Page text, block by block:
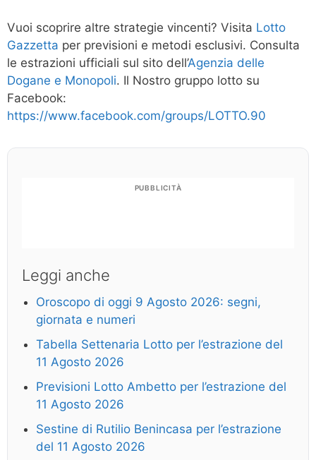
Vuoi scoprire altre strategie vincenti? Visita Lotto
Gazzetta per previsioni e metodi esclusivi. Consulta
le estrazioni ufficiali sul sito dell’Agenzia delle
Dogane e Monopoli. Il Nostro gruppo lotto su
Facebook:
https://www.facebook.com/groups/LOTTO.90
PUBBLICITÀ
Leggi anche
Oroscopo di oggi 9 Agosto 2026: segni,
giornata e numeri
Tabella Settenaria Lotto per l’estrazione del
11 Agosto 2026
Previsioni Lotto Ambetto per l’estrazione del
11 Agosto 2026
Sestine di Rutilio Benincasa per l’estrazione
del 11 Agosto 2026